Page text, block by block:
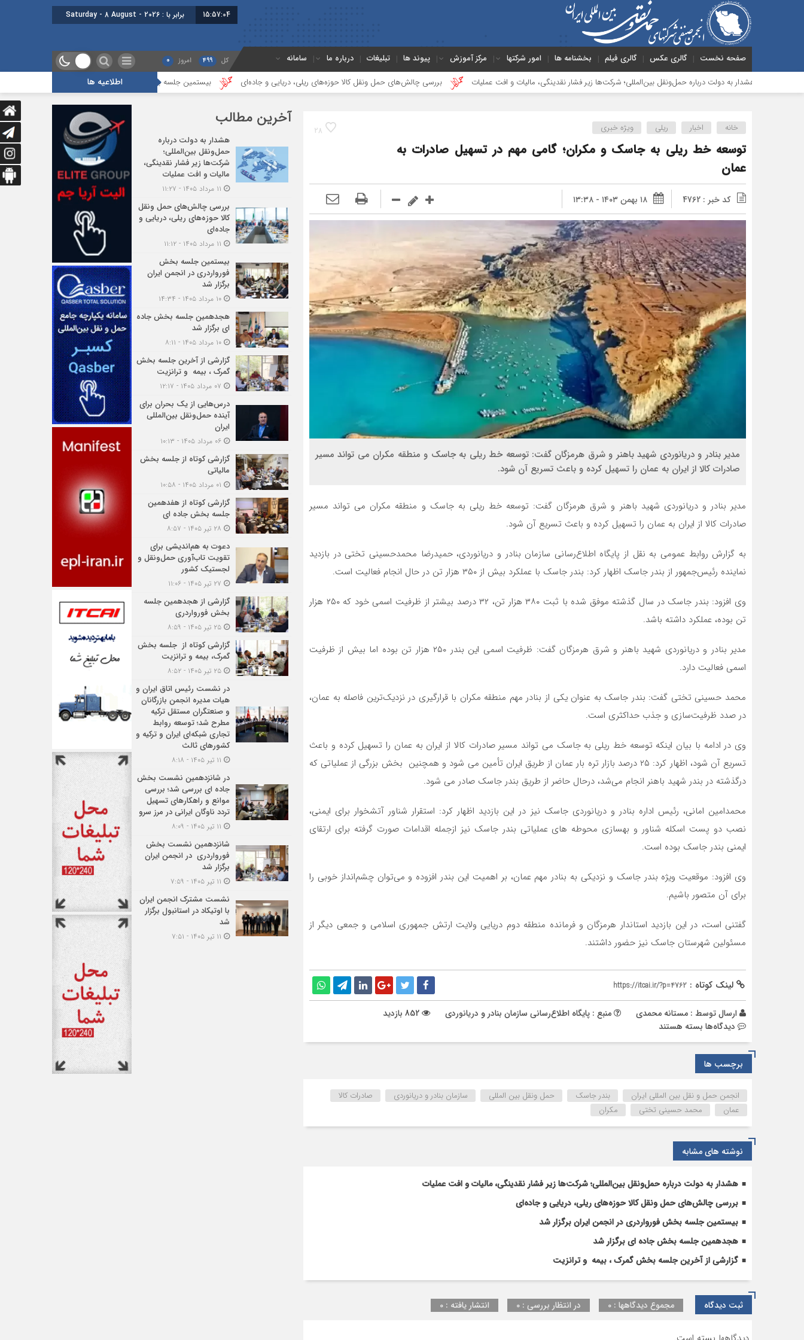
15:57:05 برابر با : Saturday - 8 August - 2026
صفحه نخست گالری عکس گالری فیلم بخشنامه ها امور شرکتها مرکز آموزش پیوند ها تبلیغات درباره ما سامانه کل 499 امروز 0
اطلاعیه ها هشدار به دولت درباره حمل‌ونقل بین‌المللی؛ شرکت‌ها زیر فشار نقدینگی، مالیات و افت عملیات بررسی چالش‌های حمل ونقل کالا حوزه‌های ریلی، دریایی و جاده‌ای بیستمین جلسه بخش فورواردری در انجمن ایران برگزار شد
28 خانه اخبار ریلی ویژه خبری
توسعه خط ریلی به جاسک و مکران؛ گامی مهم در تسهیل صادرات به
عمان
کد خبر : 4762 ۱۸ بهمن ۱۴۰۳ - ۱۳:۳۸
مدیر بنادر و دریانوردی شهید باهنر و شرق هرمزگان گفت: توسعه خط ریلی به جاسک و منطقه مکران می تواند مسیر
صادرات کالا از ایران به عمان را تسهیل کرده و باعث تسریع آن شود.
مدیر بنادر و دریانوردی شهید باهنر و شرق هرمزگان گفت: توسعه خط ریلی به جاسک و منطقه مکران می تواند مسیر
صادرات کالا از ایران به عمان را تسهیل کرده و باعث تسریع آن شود.
به گزارش روابط عمومی به نقل از پایگاه اطلاع‌رسانی سازمان بنادر و دریانوردی، حمیدرضا محمدحسینی تختی در بازدید
نماینده رئیس‌جمهور از بندر جاسک اظهار کرد: بندر جاسک با عملکرد بیش از ۳۵۰ هزار تن در حال انجام فعالیت است.
وی افزود: بندر جاسک در سال گذشته موفق شده با ثبت ۳۸۰ هزار تن، ۳۲ درصد بیشتر از ظرفیت اسمی خود که ۲۵۰ هزار
تن بوده، عملکرد داشته باشد.
مدیر بنادر و دریانوردی شهید باهنر و شرق هرمزگان گفت: ظرفیت اسمی این بندر ۲۵۰ هزار تن بوده اما بیش از ظرفیت
اسمی فعالیت دارد.
محمد حسینی تختی گفت: بندر جاسک به عنوان یکی از بنادر مهم منطقه مکران با قرارگیری در نزدیک‌ترین فاصله به عمان،
در صدد ظرفیت‌سازی و جذب حداکثری است.
وی در ادامه با بیان اینکه توسعه خط ریلی به جاسک می تواند مسیر صادرات کالا از ایران به عمان را تسهیل کرده و باعث
تسریع آن شود، اظهار کرد: ۲۵ درصد بازار تره بار عمان از طریق ایران تأمین می شود و همچنین بخش بزرگی از عملیاتی که
درگذشته در بندر شهید باهنر انجام می‌شد، درحال حاضر از طریق بندر جاسک صادر می شود.
محمدامین امانی، رئیس اداره بنادر و دریانوردی جاسک نیز در این بازدید اظهار کرد: استقرار شناور آتشخوار برای ایمنی،
نصب دو پست اسکله شناور و بهسازی محوطه های عملیاتی بندر جاسک نیز ازجمله اقدامات صورت گرفته برای ارتقای
ایمنی بندر جاسک بوده است.
وی افزود: موقعیت ویژه بندر جاسک و نزدیکی به بنادر مهم عمان، بر اهمیت این بندر افزوده و می‌توان چشم‌انداز خوبی را
برای آن متصور باشیم.
گفتنی است، در این بازدید استاندار هرمزگان و فرمانده منطقه دوم دریایی ولایت ارتش جمهوری اسلامی و جمعی دیگر از
مسئولین شهرستان جاسک نیز حضور داشتند.
لینک کوتاه : https://itcai.ir/?p=4762
ارسال توسط : مستانه محمدی منبع : پایگاه اطلاع‌رسانی سازمان بنادر و دریانوردی
دیدگاه‌ها برای
توسعه
خط
جاسک
و
مکران؛
گامی
مهم
در
صادرات
به
عمان
بسته هستند
برچسب ها
انجمن حمل و نقل بین المللی ایران بندر جاسک حمل ونقل بین المللی سازمان بنادر و دریانوردی
صادرات کالا
عمان
محمد حسینی تختی مکران
نوشته های مشابه
هشدار به دولت درباره حمل‌ونقل بین‌المللی؛ شرکت‌ها زیر فشار نقدینگی، مالیات و افت عملیات
بررسی چالش‌های حمل ونقل کالا حوزه‌های ریلی، دریایی و جاده‌ای
بیستمین جلسه بخش فورواردری در انجمن ایران برگزار شد
هجدهمین جلسه بخش جاده ای برگزار شد
گزارشی از آخرین جلسه بخش گمرک ، بیمه و ترانزیت
ثبت دیدگاه مجموع دیدگاهها : 0 در انتظار بررسی : 0 انتشار یافته : 0
آخرین مطالب
هشدار به دولت درباره
حمل‌ونقل بین‌المللی؛
شرکت‌ها زیر فشار نقدینگی،
مالیات و افت عملیات
بررسی چالش‌های حمل ونقل
کالا حوزه‌های ریلی، دریایی و
جاده‌ای
بیستمین جلسه بخش
فورواردری در انجمن ایران
برگزار شد
۱۰ مرداد ۱۴۰۵ - ۱۴:۳۴
هجدهمین جلسه بخش جاده
ای برگزار شد
۱۰ مرداد ۱۴۰۵ - ۸:۱۱
گزارشی از آخرین جلسه بخش
گمرک ، بیمه و ترانزیت
درس‌هایی از یک بحران برای
آینده حمل‌ونقل بین‌المللی
ایران
گزارشی کوتاه از جلسه بخش
مالیاتی
گزارشی کوتاه از هفدهمین
جلسه بخش جاده ای
دعوت به هم‌اندیشی برای
تقویت تاب‌آوری حمل‌ونقل و
لجستیک کشور
گزارشی از هجدهمین جلسه
بخش فورواردری
۲۵ تیر ۱۴۰۵ - ۸:۵۹
گزارشی کوتاه از جلسه بخش
گمرک، بیمه و ترانزیت
۲۵ تیر ۱۴۰۵ - ۸:۵۲
در نشست رئیس اتاق ایران و
هیات مدیره انجمن بازرگانان
و صنعتگران مستقل ترکیه
مطرح شد؛ توسعه روابط
تجاری شبکه‌ای ایران و ترکیه و
کشورهای ثالث
در شانزدهمین نشست بخش
جاده ای بررسی شد؛ بررسی
موانع و راهکارهای تسهیل
تردد ناوگان ایرانی در مرز سرو
شانزدهمین نشست بخش
فورواردری در انجمن ایران
برگزار شد
نشست مشترک انجمن ایران
با اوتیکاد در استانبول برگزار
شد